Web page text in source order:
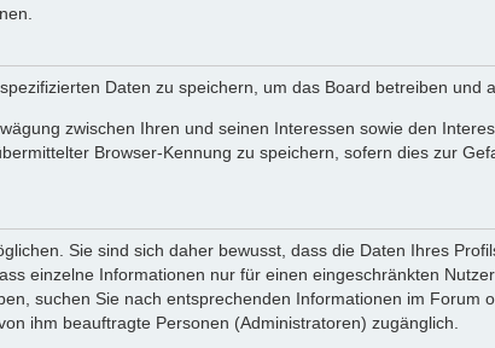
Daten zu speichern, um das Board betreiben und
zwischen Ihren und seinen Interessen sowie den
Browser-Kennung zu speichern, sofern dies zur
Sie sind sich daher bewusst, dass die Daten Ihres
einzelne Informationen nur für einen eingeschränkten
suchen Sie nach entsprechenden Informationen im Forum
ihm beauftragte Personen (Administratoren) zugänglich.